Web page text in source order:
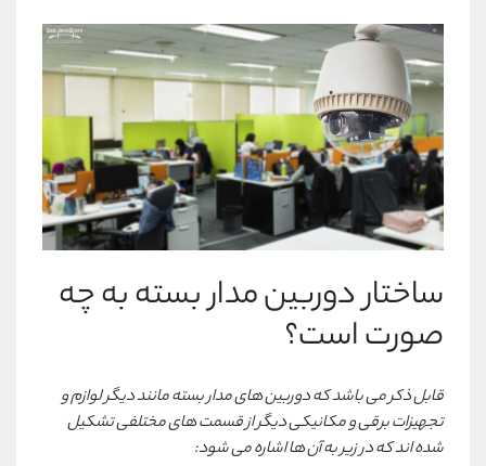
ساختار دوربین مدار بسته به چه
صورت است؟
قابل ذکر می باشد که دوربین های مدار بسته مانند دیگر لوازم و
تجهیزات برقی و مکانیکی دیگر از قسمت های مختلفی تشکیل
شده اند که در زیر به آن ها اشاره می شود: